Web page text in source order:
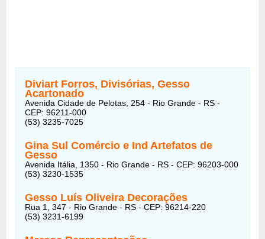
Diviart Forros, Divisórias, Gesso
Acartonado
Avenida Cidade de Pelotas, 254 - Rio Grande - RS -
CEP: 96211-000
(53) 3235-7025
Gina Sul Comércio e Ind Artefatos de
Gesso
Avenida Itália, 1350 - Rio Grande - RS - CEP: 96203-000
(53) 3230-1535
Gesso Luís Oliveira Decorações
Rua 1, 347 - Rio Grande - RS - CEP: 96214-220
(53) 3231-6199